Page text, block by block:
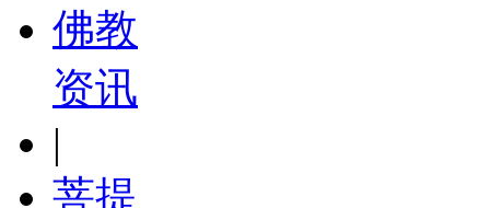
佛教
资讯
|
菩提